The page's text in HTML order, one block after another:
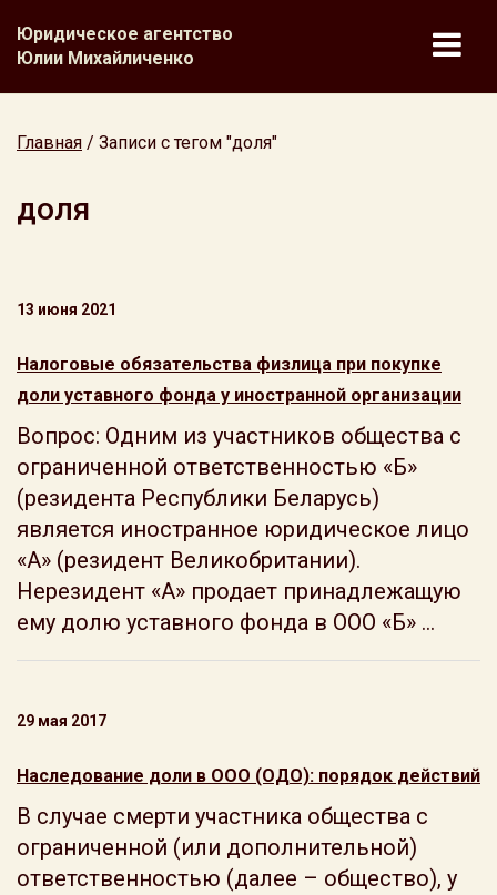
Юридическое агентство
Юлии Михайличенко
Главная / Записи с тегом "доля"
доля
13 июня 2021
Налоговые обязательства физлица при покупке
доли уставного фонда у иностранной организации
Вопрос: Одним из участников общества с
ограниченной ответственностью «Б»
(резидента Республики Беларусь)
является иностранное юридическое лицо
«А» (резидент Великобритании).
Нерезидент «А» продает принадлежащую
ему долю уставного фонда в ООО «Б» ...
29 мая 2017
Наследование доли в ООО (ОДО): порядок действий
В случае смерти участника общества с
ограниченной (или дополнительной)
ответственностью (далее – общество), у